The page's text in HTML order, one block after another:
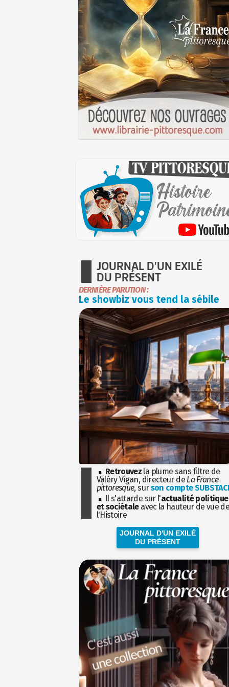
JOURNAL D'UN EXILÉ
DU PRÉSENT
DERNIÈRE PARUTION :
Le showbiz vous tend la sébile
Retrouvez la plume sans filtre de
Valéry Vigan, directeur de La France
pittoresque, surson compte
Il s'attarde sur l'actualité politique
et sociétaleavec la hauteur de vue
l'Histoire
JOURNAL D'UN EXILÉ
DU PRÉSENT